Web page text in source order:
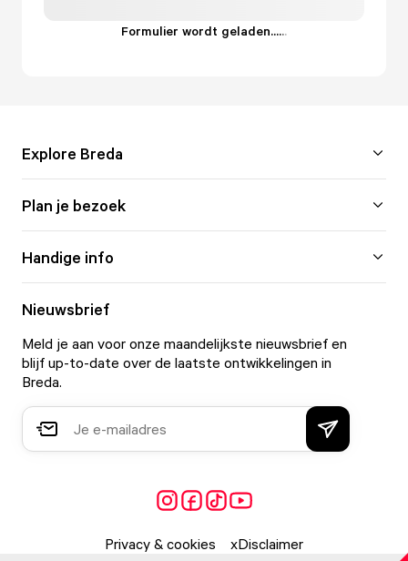
Formulier wordt geladen......
Explore Breda
Plan je bezoek
Handige info
Nieuwsbrief
Meld je aan voor onze maandelijkste nieuwsbrief en
blijf up-to-date over de laatste ontwikkelingen in
Breda.
Privacy & cookies Disclaimer